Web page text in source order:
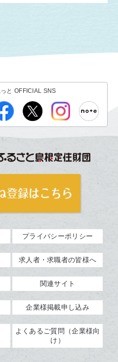
と OFFICIAL SNS
プライバシーポリシー
求人者・求職者の皆様へ
関連サイト
企業様掲載申し込み
よくあるご質問（企業様向
け）